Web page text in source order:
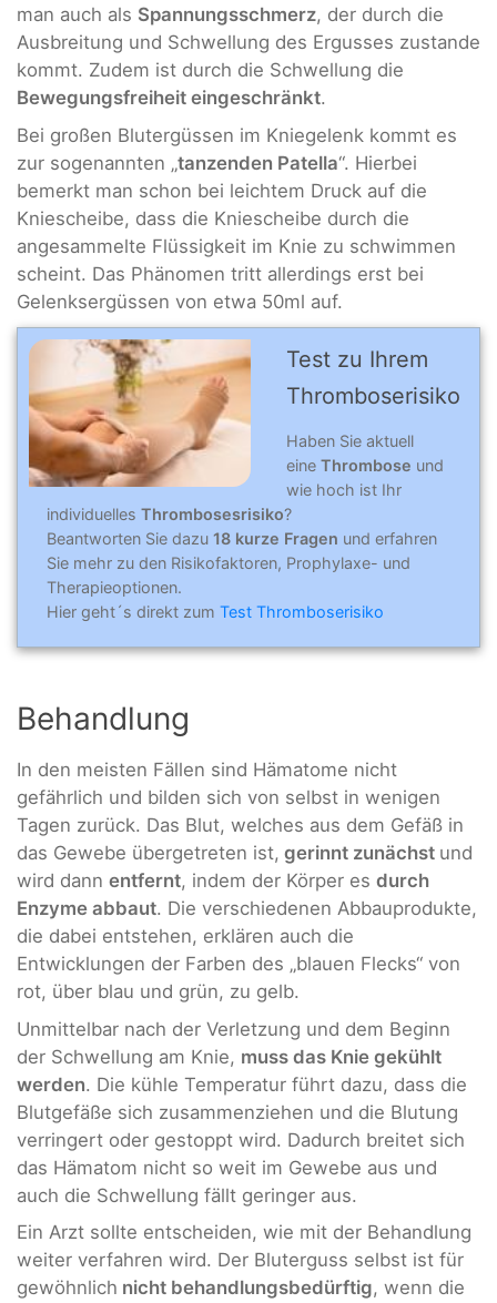
man auch als Spannungsschmerz, der durch die
Ausbreitung und Schwellung des Ergusses zustande
kommt. Zudem ist durch die Schwellung die
Bewegungsfreiheit eingeschränkt.
Bei großen Blutergüssen im Kniegelenk kommt es
zur sogenannten „tanzenden Patella“. Hierbei
bemerkt man schon bei leichtem Druck auf die
Kniescheibe, dass die Kniescheibe durch die
angesammelte Flüssigkeit im Knie zu schwimmen
scheint. Das Phänomen tritt allerdings erst bei
Gelenksergüssen von etwa 50ml auf.
Test zu Ihrem
Throm­bose­risiko
Haben Sie aktuell
eine Thrombose und
wie hoch ist Ihr
individuelles Thrombosesrisiko?
Beantworten Sie dazu 18 kurze Fragen und erfahren
Sie mehr zu den Risikofaktoren, Prophylaxe- und
Therapieoptionen.
Hier geht´s direkt zum Test Thromboserisiko
Behandlung
In den meisten Fällen sind Hämatome nicht
gefährlich und bilden sich von selbst in wenigen
Tagen zurück. Das Blut, welches aus dem Gefäß in
das Gewebe übergetreten ist, gerinnt zunächst und
wird dann entfernt, indem der Körper es durch
Enzyme abbaut. Die verschiedenen Abbauprodukte,
die dabei entstehen, erklären auch die
Entwicklungen der Farben des „blauen Flecks“ von
rot, über blau und grün, zu gelb.
Unmittelbar nach der Verletzung und dem Beginn
der Schwellung am Knie, muss das Knie gekühlt
werden. Die kühle Temperatur führt dazu, dass die
Blutgefäße sich zusammenziehen und die Blutung
verringert oder gestoppt wird. Dadurch breitet sich
das Hämatom nicht so weit im Gewebe aus und
auch die Schwellung fällt geringer aus.
Ein Arzt sollte entscheiden, wie mit der Behandlung
weiter verfahren wird. Der Bluterguss selbst ist für
gewöhnlich nicht behandlungsbedürftig, wenn die